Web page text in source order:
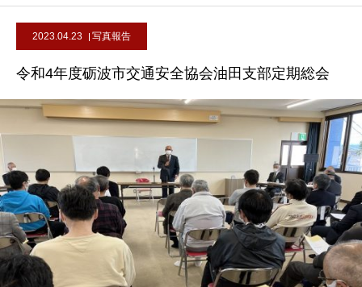
2023.04.23 写真報告
令和4年度砺波市交通安全協会油田支部定期総会